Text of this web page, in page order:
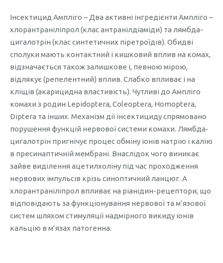
Інсектицид Ампліго – Два активні інгредієнти Ампліго –
хлорантраніліпрол (клас антранілдіаміди) та лямбда-
цигалотрін (клас синтетичних піретроїдів). Обидві
сполуки мають контактний і кишковий вплив на комах,
відзначається також залишкове і, певною мірою,
відлякує (репелентний) вплив. Слабко впливає і на
кліщів (акарицидна властивість). Чутливі до Ампліго
комахи з родин Lepidoptera, Coleoptera, Homoptera,
Diptera та інших. Механізм дії інсектициду спрямовано
порушення функцій нервової системи комахи. Лямбда-
цигалотрін пригнічує процес обміну іонів натрію і калію
в пресинаптичній мембрані. Внаслідок чого виникає
зайве виділення ацетилхоліну під час проходження
нервових імпульсів крізь синоптичний ланцюг. А
хлорантраніліпрол впливає на ріанідин-рецептори, що
відповідають за функціонування нервової та м’язової
систем шляхом стимуляції надмірного викиду іонів
кальцію в м’язах патогенна.